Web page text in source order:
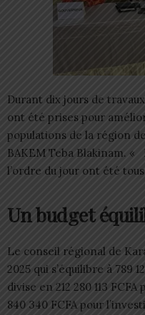
Durant dix jours de
ont été prises pour
populations de la région
BAKEM Teba Blakinam.
l’ordre du jour ont été
Un budget
Le conseil régional de
2025 qui s’équilibre à 789
divise en 212 280 113
840 340 FCFA pour